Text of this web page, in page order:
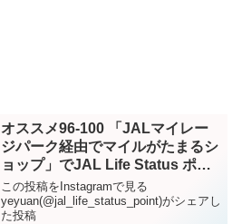
オススメ96-100 「JALマイレー
ジパーク経由でマイルがたまるシ
ョップ」でJAL Life Status ポイ
ントがもらえる！ – Instagram
この投稿をInstagramで見る
yeyuan(@jal_life_status_point)がシェアし
た投稿